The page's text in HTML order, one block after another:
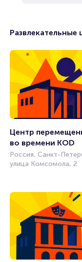
Развлекательные
Центр
во времени KOD
Россия, Санкт-
улица Комсомола, 2